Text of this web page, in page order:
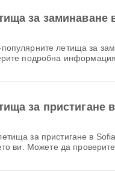
за заминаване
летища за
подробна
за пристигане
за пристигане в
ви. Можете да